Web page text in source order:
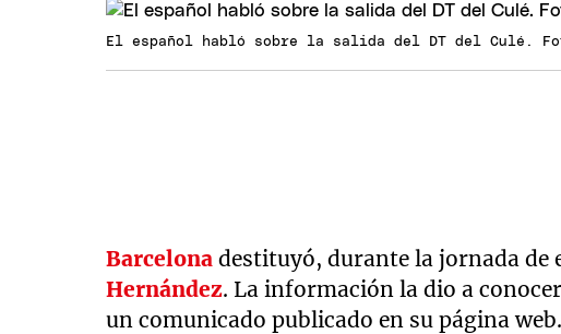
El español habló sobre la salida del DT del Culé.
Barcelonadestituyó, durante la jornada de
Hernández. La información la dio a
un comunicado publicado en su página